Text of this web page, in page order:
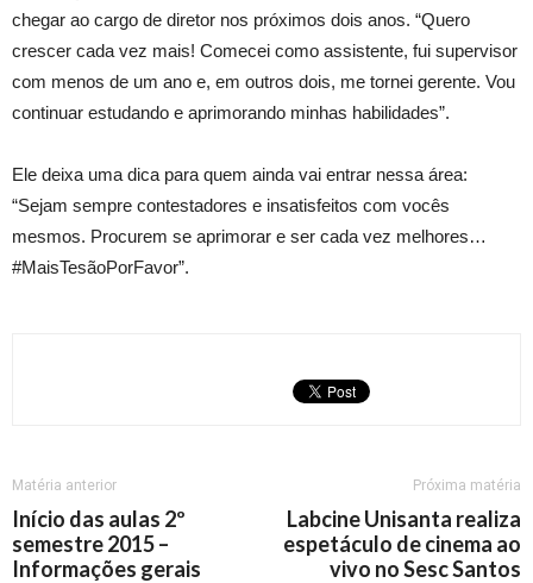
chegar ao cargo de diretor nos próximos dois anos. “Quero
crescer cada vez mais! Comecei como assistente, fui supervisor
com menos de um ano e, em outros dois, me tornei gerente. Vou
continuar estudando e aprimorando minhas habilidades”.
Ele deixa uma dica para quem ainda vai entrar nessa área:
“Sejam sempre contestadores e insatisfeitos com vocês
mesmos. Procurem se aprimorar e ser cada vez melhores…
#MaisTesãoPorFavor”.
Matéria anterior
Início das aulas 2º
semestre 2015 –
Informações gerais
Próxima matéria
Labcine Unisanta realiza
espetáculo de cinema ao
vivo no Sesc Santos